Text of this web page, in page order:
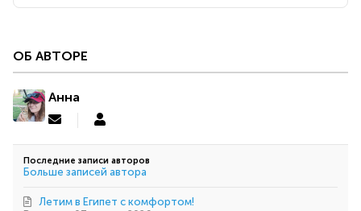
ОБ АВТОРЕ
Анна
Подписаться
обновление
автора
Анна
Последние записи авторов
Больше записей автора
Летим в Египет с комфортом!